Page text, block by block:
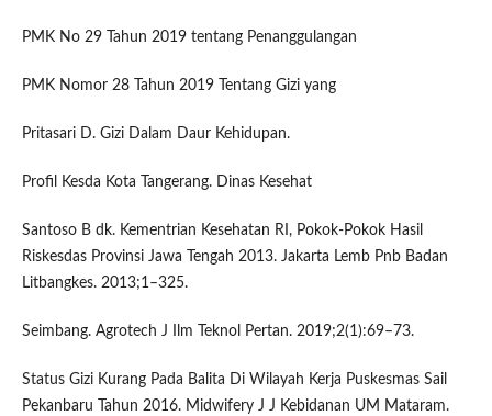
PMK No 29 Tahun 2019 tentang Penanggulangan
PMK Nomor 28 Tahun 2019 Tentang Gizi yang
Pritasari D. Gizi Dalam Daur Kehidupan.
Profil Kesda Kota Tangerang. Dinas Kesehat
Santoso B dk. Kementrian Kesehatan RI, Pokok-Pokok Hasil
Riskesdas Provinsi Jawa Tengah 2013. Jakarta Lemb Pnb Badan
Litbangkes. 2013;1–325.
Seimbang. Agrotech J Ilm Teknol Pertan. 2019;2(1):69–73.
Status Gizi Kurang Pada Balita Di Wilayah Kerja Puskesmas Sail
Pekanbaru Tahun 2016. Midwifery J J Kebidanan UM Mataram.